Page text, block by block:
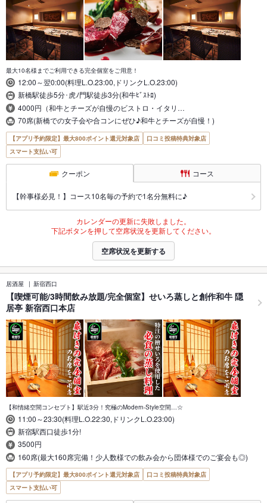
最大10名様までご利用できる完全個室をご用意！
12:00～翌0:00(料理L.O.23:00,ドリンクL.O.23:00)
新橋駅徒歩5分･虎ﾉ門駅徒歩3分(和牛ﾋﾞｽﾄﾛ)
4000円（和牛とチーズが自慢のビストロ・イタリ…
70席(新橋での女子会や合コンにぜひ♪和牛とチーズが自慢！)
【アプリ予約限定】最大800ポイント還元対象店
口コミ投稿特典対象店
スマート支払い可
クーポン コース
【幹事様必見！】コース10名毎の予約で1名分無料に♪
カレンダーの更新に失敗しました。
下記ボタンを押して空席状況を更新してください。
空席状況を更新する
居酒屋 新宿西口
【喫煙可能/3時間飲み放題/完全個室】せいろ蒸しと創作和牛 隠
居亭 新宿西口本店
【和情緒空間コンセプト】駅近3分！究極のModern-Style空間…☆
11:00～23:30(料理L.O.22:30,ドリンクL.O.23:00)
新宿駅西口徒歩1分!
3500円
160席(最大160席完備！少人数様での飲み会から団体様でのご宴会も◎)
【アプリ予約限定】最大800ポイント還元対象店
口コミ投稿特典対象店
スマート支払い可